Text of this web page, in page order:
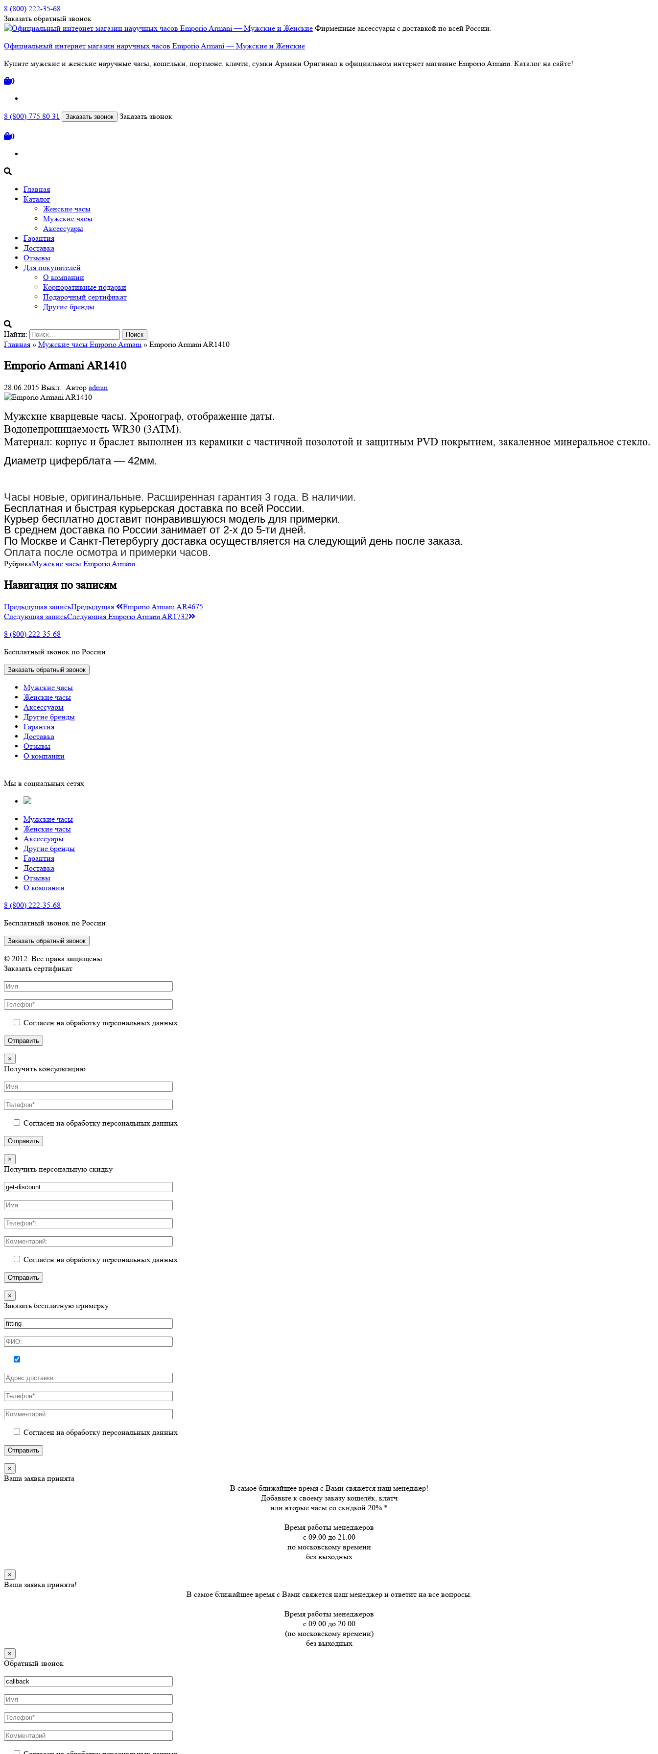
8 (800) 222-35-68
Заказать обратный звонок
Фирменные аксессуары с доставкой по всей России.
Официальный интернет магазин наручных часов Emporio Armani — Мужские и Женские
Купите мужские и женские наручные часы, кошельки, портмоне, клачти, сумки Армани Оригинал в официальном интернет магазине Emporio Armani. Каталог на сайте!
0
8 (800) 775 80 31 Заказать звонок Заказать звонок
0
Главная
Каталог
Женские часы
Мужские часы
Аксессуары
Гарантия
Доставка
Отзывы
Для покупателей
О компании
Корпоративные подарки
Подарочный сертификат
Другие бренды
Найти:
Главная » Мужские часы Emporio Armani » Emporio Armani AR1410
Emporio Armani AR1410
28.06.2015 Выкл. Автор admin
Мужские кварцевые часы. Хронограф, отображение даты.
Водонепроницаемость WR30 (3АТМ).
Материал: корпус и браслет выполнен из керамики с частичной позолотой и защитным PVD покрытием, закаленное минеральное стекло.
Диаметр циферблата — 42мм.
Часы новые, оригинальные. Расширенная гарантия 3 года. В наличии.
Бесплатная и быстрая курьерская доставка по всей России.
Курьер бесплатно доставит понравившуюся модель для примерки.
В среднем доставка по России занимает от 2-х до 5-ти дней.
По Москве и Санкт-Петербургу доставка осуществляется на следующий день после заказа.
Оплата после осмотра и примерки часов.
РубрикаМужские часы Emporio Armani
Навигация по записям
Предыдущая записьПредыдущая
Emporio Armani AR4675
Следующая записьСледующая Emporio Armani AR1732
8 (800) 222-35-68
Бесплатный звонок по России
Заказать обратный звонок
Мужские часы
Женские часы
Аксессуары
Другие бренды
Гарантия
Доставка
Отзывы
О компании
Мы в социальных сетях
Мужские часы
Женские часы
Аксессуары
Другие бренды
Гарантия
Доставка
Отзывы
О компании
8 (800) 222-35-68
Бесплатный звонок по России
Заказать обратный звонок
© 2012. Все права защищены
Заказать сертификат
Согласен на обработку персональных данных
×
Получить консультацию
Согласен на обработку персональных данных
×
Получить персональную скидку
Согласен на обработку персональных данных
×
Заказать бесплатную примерку
Согласен на обработку персональных данных
×
Ваша заявка принята
В самое ближайшее время с Вами свяжется наш менеджер!
Добавьте к своему заказу кошелёк, клатч
или вторые часы со скидкой 20% *
Время работы менеджеров
с 09.00 до 21.00
по московскому времени
без выходных
×
Ваша заявка принята!
В самое ближайшее время с Вами свяжется наш менеджер и ответит на все вопросы.
Время работы менеджеров
с 09.00 до 20.00
(по московскому времени)
без выходных
×
Обратный звонок